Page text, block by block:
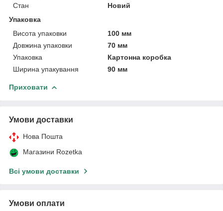
Стан
Новий
Упаковка
Висота упаковки
100 мм
Довжина упаковки
70 мм
Упаковка
Картонна коробка
Ширина упакування
90 мм
Приховати
Умови доставки
Нова Пошта
Магазини Rozetka
Всі умови доставки
Умови оплати